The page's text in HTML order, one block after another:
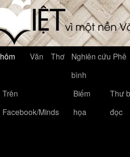
Văn Thơ
Nghiên cứu Phê
bình
Trên
Facebook/Minds
Biếm
họa
Thư
đọc